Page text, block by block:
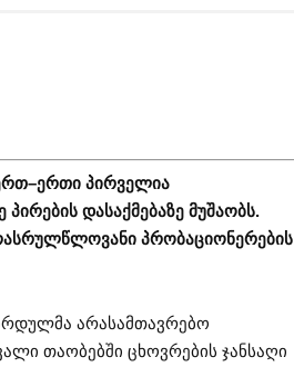
–ერთი პირველია
პირების დასაქმებაზე მუშაობს.
პრობაციონერების
არასამთავრებო
თაობებში ცხოვრების ჯანსაღი